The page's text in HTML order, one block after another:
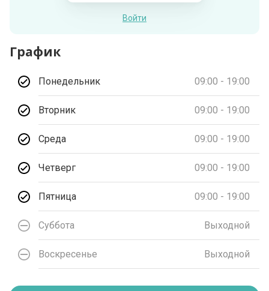
Войти
График
Понедельник 09:00 - 19:00
Вторник 09:00 - 19:00
Среда 09:00 - 19:00
Четверг 09:00 - 19:00
Пятница 09:00 - 19:00
Суббота Выходной
Воскресенье Выходной